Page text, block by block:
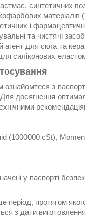
синтетичних
матеріалів
і
та чистячі
агент для скла та
силіконових
з
Для досягнення
(1000000 cSt),
у паспорті
період, протягом
з дати